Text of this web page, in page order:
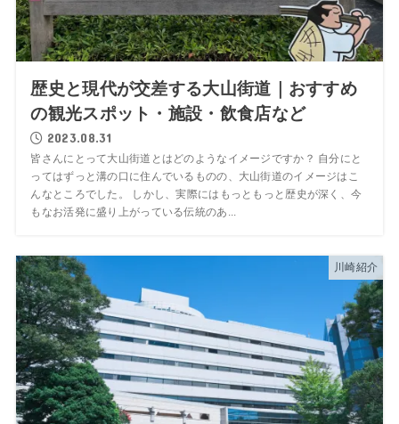
歴史と現代が交差する大山街道｜おすすめ
の観光スポット・施設・飲食店など
2023.08.31
皆さんにとって大山街道とはどのようなイメージですか？ 自分にと
ってはずっと溝の口に住んでいるものの、大山街道のイメージはこ
んなところでした。 しかし、実際にはもっともっと歴史が深く、今
もなお活発に盛り上がっている伝統のあ...
川崎紹介